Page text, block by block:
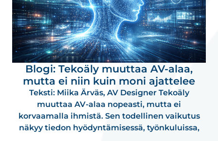
Blogi: Tekoäly muuttaa AV-alaa,
mutta ei niin kuin moni ajattelee
Teksti: Miika Ärväs, AV Designer Tekoäly
muuttaa AV-alaa nopeasti, mutta ei
korvaamalla ihmistä. Sen todellinen vaikutus
näkyy tiedon hyödyntämisessä, työnkuluissa,